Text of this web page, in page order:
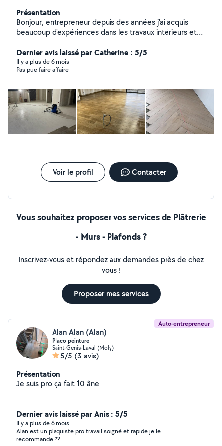
Présentation
Bonjour, entrepreneur depuis des années j'ai acquis
beaucoup d'expériences dans les travaux intérieurs et
passionné de bricolage. Je vous propose mes services
pour diverses prestations comme la peinture intérieure,
le revêtement de tout type de sols (parquet, carrelage,
de mes années d'expériences, j'ai acquis toutes les
techniques de bricolage , des plus traditionnelles au plus
modernesRigoureux, minutieux, soigneux et adroit, je
possède une grande créativité et serai ravi de vous
conseillez dans vos projets. Je me rend disponible au
Dernier avis laissé par Catherine : 5/5
Il y a plus de 6 mois
Pas pue faire affaire
Voir le profil Contacter
Vous souhaitez proposer vos services de Plâtrerie
- Murs - Plafonds ?
Inscrivez-vous et répondez aux demandes près de chez
vous !
Proposer mes services
Auto-entrepreneur
Alan Alan (Alan)
Placo peinture
Saint-Genis-Laval (Moly)
5/5 (3 avis)
Présentation
Je suis pro ça fait 10 âne
Dernier avis laissé par Anis : 5/5
Il y a plus de 6 mois
Alan est un plaquiste pro travail soigné et rapide je le
recommande ??